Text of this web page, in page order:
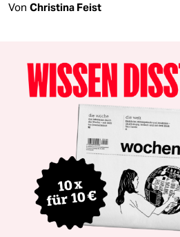
Von Christina Feist